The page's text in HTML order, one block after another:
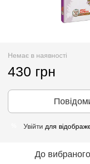
Немає в наявності
430 грн
Увійти для
До вибраного